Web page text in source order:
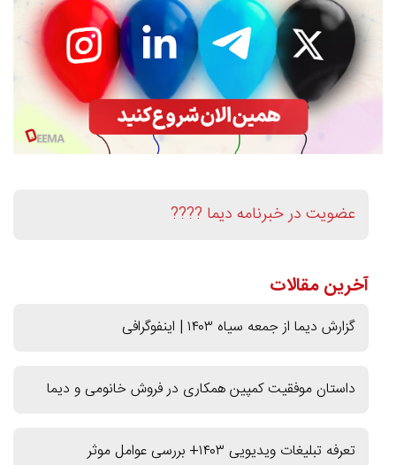
عضویت در خبرنامه دیما ????
آخرین مقالات
گزارش دیما از جمعه سیاه ۱۴۰۳ | اینفوگرافی
داستان موفقیت کمپین همکاری در فروش خانومی و دیما
تعرفه تبلیغات ویدیویی ۱۴۰۳+ بررسی عوامل موثر